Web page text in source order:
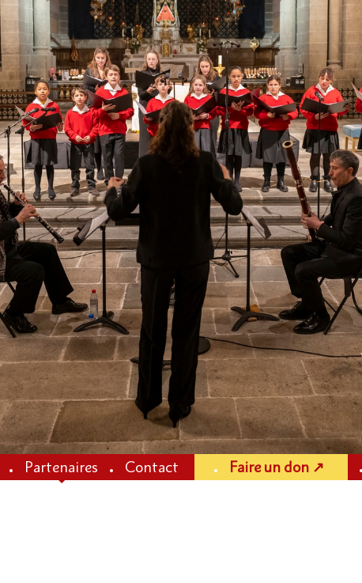
Partenaires Contact Faire un don ↗